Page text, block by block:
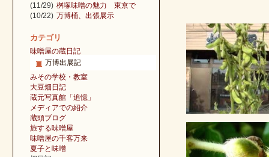
(11/29) 桝塚味噌の魅力 東京で
(10/22) 万博桶、出張展示
カテゴリ
味噌屋の蔵日記
万博出展記
みその学校・教室
大豆畑日記
蔵元写真館「追憶」
メディアでの紹介
蔵頭ブログ
旅する味噌屋
味噌屋の千客万来
夏子と味噌